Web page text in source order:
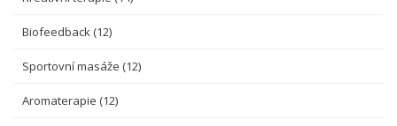
Biofeedback (12)
Sportovní masáže (12)
Aromaterapie (12)